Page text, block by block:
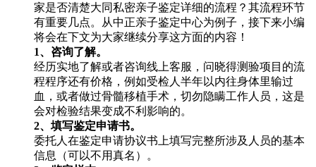
家是否清楚大同私密亲子鉴定详细的流程？其流程环节
有重要几点。从中正亲子鉴定中心为例子，接下来小编
将会在下文为大家继续分享这方面的内容！
1、咨询了解。
经历实地了解或者咨询线上客服，问晓得测验项目的流
程程序还有价格，例如受检人半年以内往身体里输过
血，或者做过骨髓移植手术，切勿隐瞒工作人员，这是
会对检验结果变成不利影响的。
2、填写鉴定申请书。
委托人在鉴定申请协议书上填写完整所涉及人员的基本
信息（可以不用真名）。